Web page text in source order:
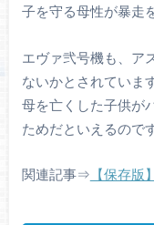
子を守る母性が暴走
エヴァ弐号機も、ア
ないかとされています
母を亡くした子供が
ためだといえるのです
関連記事⇒ 【保存版